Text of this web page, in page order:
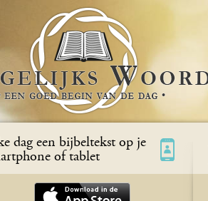
dag een bijbeltekst op je
of tablet